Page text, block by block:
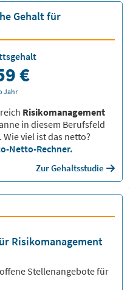
Gehalt für
Risikomanagement
in diesem Berufsfeld
. Wie viel ist das netto?
Netto-Rechner.
Zur Gehaltsstudie
€
Jahr
Risikomanagement
offene Stellenangebote für